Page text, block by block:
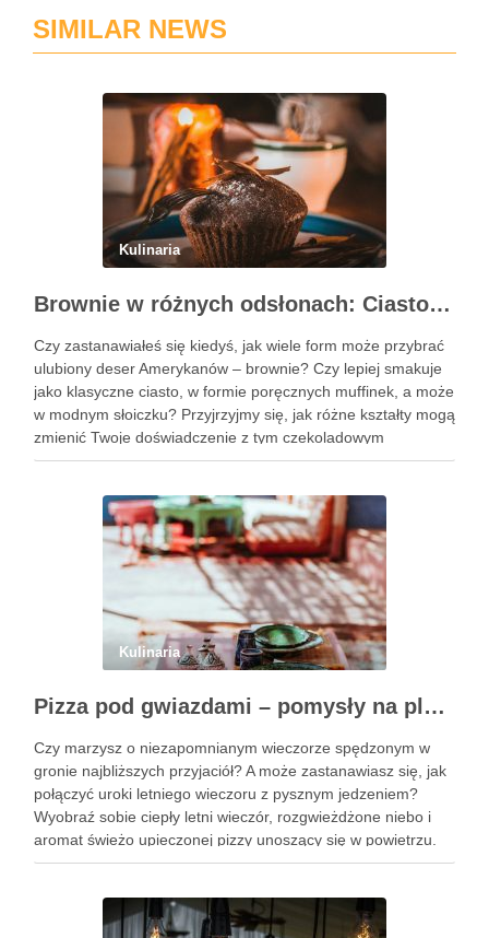
SIMILAR NEWS
Kulinaria
Brownie w różnych odsłonach: Ciasto, muffinki czy brownie w słoiczku?
Czy zastanawiałeś się kiedyś, jak wiele form może przybrać
ulubiony deser Amerykanów – brownie? Czy lepiej smakuje
jako klasyczne ciasto, w formie poręcznych muffinek, a może
w modnym słoiczku? Przyjrzyjmy się, jak różne kształty mogą
zmienić Twoje doświadczenie z tym czekoladowym
przysmakiem. Podobne wpisy Trzy pomysły na wykwintne
Kulinaria
Pizza pod gwiazdami – pomysły na plenerowy wieczór z przyjaciółmi
Czy marzysz o niezapomnianym wieczorze spędzonym w
gronie najbliższych przyjaciół? A może zastanawiasz się, jak
połączyć uroki letniego wieczoru z pysznym jedzeniem?
Wyobraź sobie ciepły letni wieczór, rozgwieżdżone niebo i
aromat świeżo upieczonej pizzy unoszący się w powietrzu.
Brzmi kusząco, prawda? W tym artykule pokażę Ci, jak